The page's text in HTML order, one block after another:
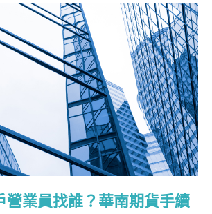
營業員找誰？華南期貨手續